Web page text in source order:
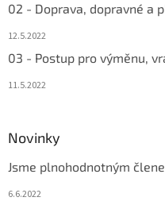
02 - Doprava, dopravné a
12.5.2022
03 - Postup pro výměnu,
11.5.2022
Novinky
Jsme plnohodnotným
6.6.2022